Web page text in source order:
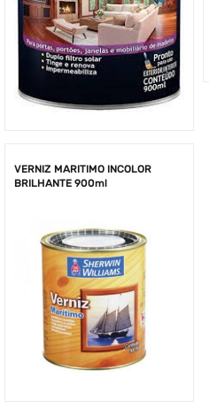
VERNIZ MARITIMO INCOLOR
BRILHANTE 900ml